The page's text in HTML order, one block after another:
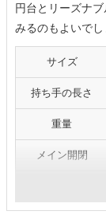
円台とリーズナ
みるのもよいでし
サイズ
持ち手の長さ
重量
メイン開閉